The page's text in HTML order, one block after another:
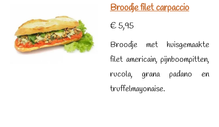
Broodje filet carpaccio
€ 5,95
Broodje met huisgemaakte
filet americain, pijnboompitten,
rucola, grana padano en
truffelmayonaise.